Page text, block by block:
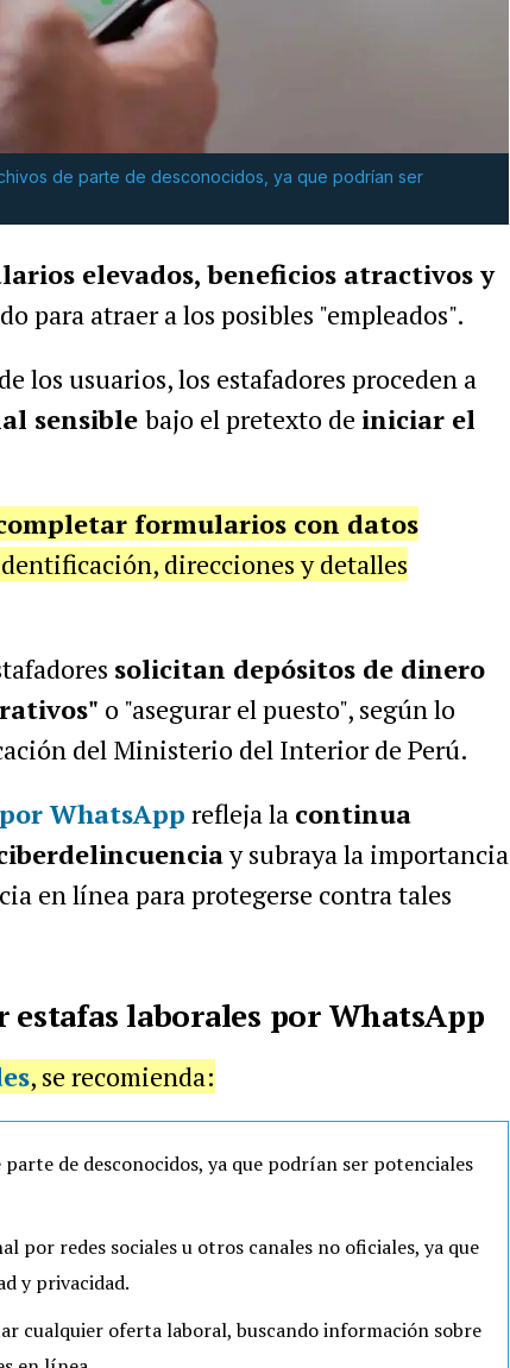
de parte de desconocidos, ya que podrían ser
elevados, beneficios atractivos y
para atraer a los posibles "empleados".
los usuarios, los estafadores proceden a
sensible bajo el pretexto de iniciar el
formularios con datos
direcciones y detalles
solicitan depósitos de dinero
o "asegurar el puesto", según lo
del Ministerio del Interior de Perú.
WhatsApp refleja la continua
y subraya la importancia
en línea para protegerse contra tales
laborales por WhatsApp
, se recomienda:
de desconocidos, ya que podrían ser potenciales
redes sociales u otros canales no oficiales, ya que
y privacidad.
cualquier oferta laboral, buscando información sobre